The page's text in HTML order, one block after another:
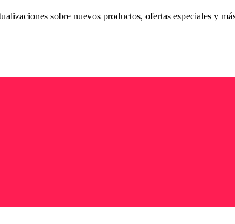
sobre nuevos productos, ofertas especiales y